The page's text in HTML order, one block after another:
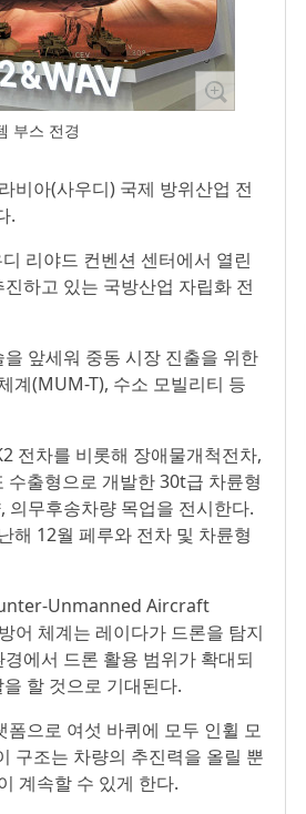
부스 전경
비아(사우디) 국제 방위산업 전
.
리야드 컨벤션 센터에서 열린
하고 있는 국방산업 자립화 전
앞세워 중동 시장 진출을 위한
계(MUM-T), 수소 모빌리티 등
전차를 비롯해 장애물개척전차,
수출형으로 개발한 30t급 차륜형
의무후송차량 목업을 전시한다.
해 12월 페루와 전차 및 차륜형
Unmanned Aircraft
어 체계는 레이다가 드론을 탐지
에서 드론 활용 범위가 확대되
할 것으로 기대된다.
으로 여섯 바퀴에 모두 인휠 모
구조는 차량의 추진력을 올릴 뿐
계속할 수 있게 한다.